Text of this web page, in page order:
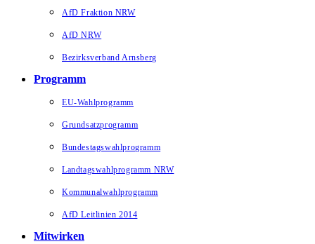
AfD Fraktion NRW
AfD NRW
Bezirksverband Arnsberg
Programm
EU-Wahlprogramm
Grundsatzprogramm
Bundestagswahlprogramm
Landtagswahlprogramm NRW
Kommunalwahlprogramm
AfD Leitlinien 2014
Mitwirken